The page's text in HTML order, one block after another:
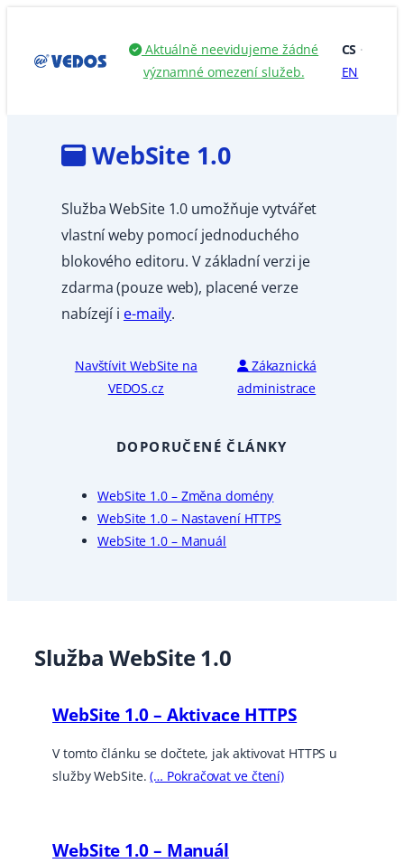
obsah
Aktuálně neevidujeme žádné
významné omezení služeb.
CS ·
EN
WebSite 1.0
Služba WebSite 1.0 umožňuje vytvářet
vlastní weby pomocí jednoduchého
blokového editoru. V základní verzi je
zdarma (pouze web), placené verze
nabízejí i e-maily.
Navštívit WebSite na
VEDOS.cz
Zákaznická
administrace
DOPORUČENÉ ČLÁNKY
WebSite 1.0 – Změna domény
WebSite 1.0 – Nastavení HTTPS
WebSite 1.0 – Manuál
Služba WebSite 1.0
WebSite 1.0 – Aktivace HTTPS
V tomto článku se dočtete, jak aktivovat HTTPS u
služby WebSite.(… Pokračovat ve čtení)
WebSite 1.0 – Manuál